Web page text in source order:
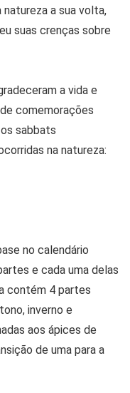
natureza a sua volta,
suas crenças sobre
a vida e
comemorações
sabbats
na natureza:
no calendário
e cada uma delas
contém 4 partes
inverno e
aos ápices de
de uma para a